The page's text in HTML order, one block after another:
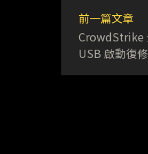
前一篇文章
CrowdStrike
USB 啟動復